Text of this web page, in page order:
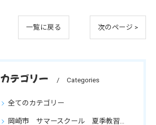
一覧に戻る 次のページ >
カテゴリー Categories
全てのカテゴリー
岡崎市 サマースクール 夏季教習 小学生 国語 算数 英語 復習 英語が分からない